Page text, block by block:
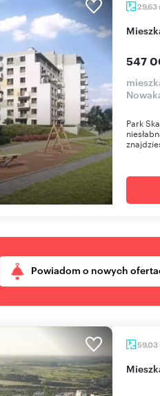
29,63
547
Park
Powiadom o nowych
59,03